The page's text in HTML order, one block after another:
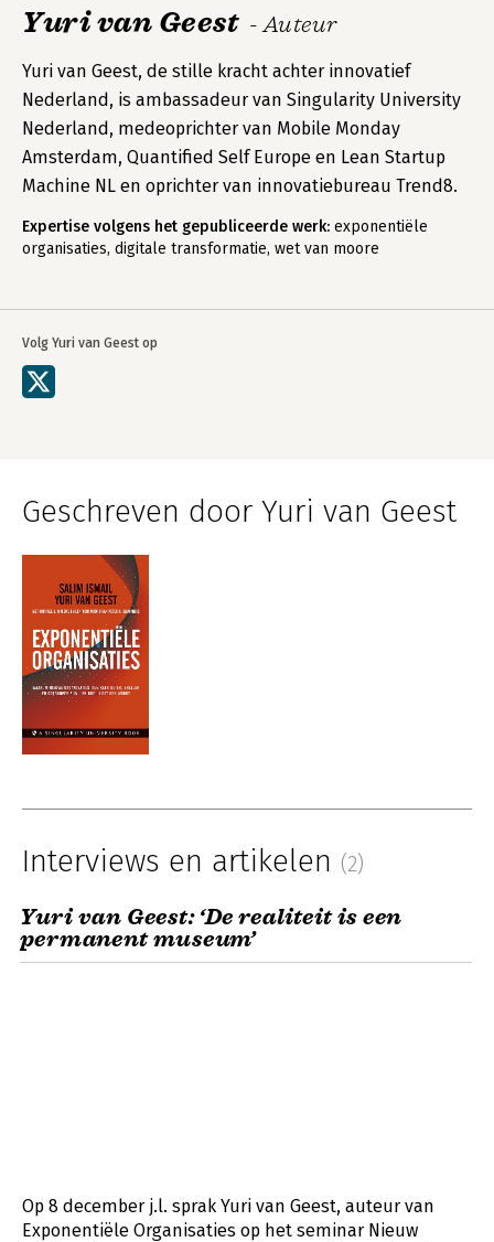
Volg Yuri van Geest op
Yuri van Geest - Auteur
Yuri van Geest, de stille kracht achter innovatief
Nederland, is ambassadeur van Singularity University
Nederland, medeoprichter van Mobile Monday
Amsterdam, Quantified Self Europe en Lean Startup
Machine NL en oprichter van innovatiebureau Trend8.
Expertise volgens het gepubliceerde werk: exponentiële
organisaties, digitale transformatie, wet van moore
Geschreven door Yuri van Geest
Interviews en artikelen (2)
Yuri van Geest: ‘De realiteit is een
permanent museum’
Op 8 december j.l. sprak Yuri van Geest, auteur van
Exponentiële Organisaties op het seminar Nieuw